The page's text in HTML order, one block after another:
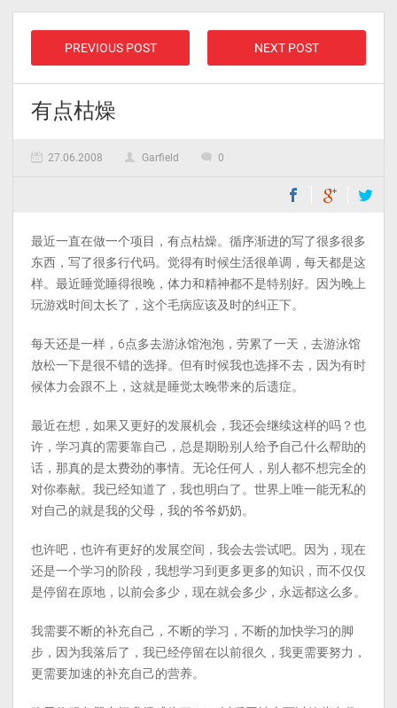
PREVIOUS POST NEXT POST
有点枯燥
27.06.2008 Garfield 0
最近一直在做一个项目，有点枯燥。循序渐进的写了很多很多
东西，写了很多行代码。觉得有时候生活很单调，每天都是这
样。最近睡觉睡得很晚，体力和精神都不是特别好。因为晚上
玩游戏时间太长了，这个毛病应该及时的纠正下。
每天还是一样，6点多去游泳馆泡泡，劳累了一天，去游泳馆
放松一下是很不错的选择。但有时候我也选择不去，因为有时
候体力会跟不上，这就是睡觉太晚带来的后遗症。
最近在想，如果又更好的发展机会，我还会继续这样的吗？也
许，学习真的需要靠自己，总是期盼别人给予自己什么帮助的
话，那真的是太费劲的事情。无论任何人，别人都不想完全的
对你奉献。我已经知道了，我也明白了。世界上唯一能无私的
对自己的就是我的父母，我的爷爷奶奶。
也许吧，也许有更好的发展空间，我会去尝试吧。因为，现在
还是一个学习的阶段，我想学习到更多更多的知识，而不仅仅
是停留在原地，以前会多少，现在就会多少，永远都这么多。
我需要不断的补充自己，不断的学习，不断的加快学习的脚
步，因为我落后了，我已经停留在以前很久，我更需要努力，
更需要加速的补充自己的营养。